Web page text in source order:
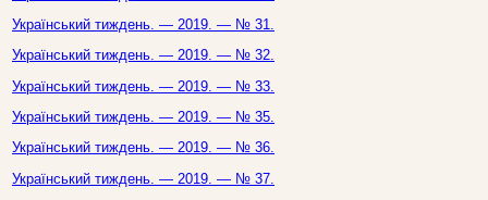
Український тиждень. — 2019. — № 31.
Український тиждень. — 2019. — № 32.
Український тиждень. — 2019. — № 33.
Український тиждень. — 2019. — № 35.
Український тиждень. — 2019. — № 36.
Український тиждень. — 2019. — № 37.